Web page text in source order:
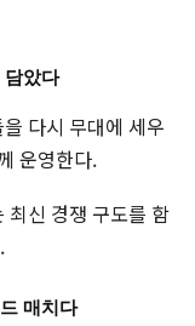
담았다
다시 무대에 세우
운영한다.
최신 경쟁 구도를 함
매치다